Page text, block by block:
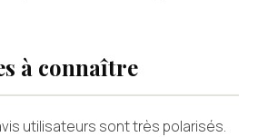
à connaître
utilisateurs sont très polarisés.